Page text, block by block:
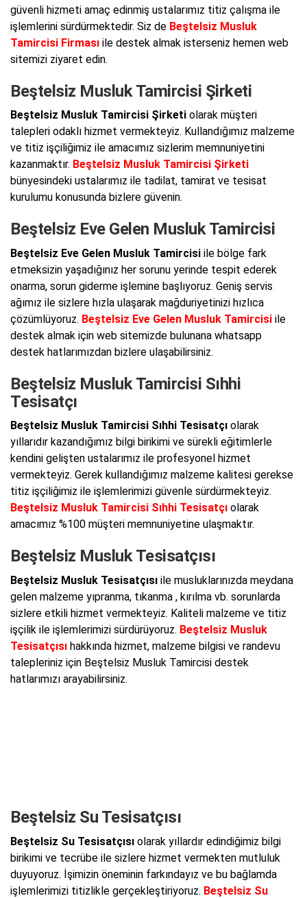
güvenli hizmeti amaç edinmiş ustalarımız titiz çalışma ile
işlemlerini sürdürmektedir. Siz de Beştelsiz Musluk
Tamircisi Firması ile destek almak isterseniz hemen web
sitemizi ziyaret edin.
Beştelsiz Musluk Tamircisi Şirketi
Beştelsiz Musluk Tamircisi Şirketi olarak müşteri
talepleri odaklı hizmet vermekteyiz. Kullandığımız malzeme
ve titiz işçiliğimiz ile amacımız sizlerim memnuniyetini
kazanmaktır. Beştelsiz Musluk Tamircisi Şirketi
bünyesindeki ustalarımız ile tadilat, tamirat ve tesisat
kurulumu konusunda bizlere güvenin.
Beştelsiz Eve Gelen Musluk Tamircisi
Beştelsiz Eve Gelen Musluk Tamircisi ile bölge fark
etmeksizin yaşadığınız her sorunu yerinde tespit ederek
onarma, sorun giderme işlemine başlıyoruz. Geniş servis
ağımız ile sizlere hızla ulaşarak mağduriyetinizi hızlıca
çözümlüyoruz. Beştelsiz Eve Gelen Musluk Tamircisi ile
destek almak için web sitemizde bulunana whatsapp
destek hatlarımızdan bizlere ulaşabilirsiniz.
Beştelsiz Musluk Tamircisi Sıhhi
Tesisatçı
Beştelsiz Musluk Tamircisi Sıhhi Tesisatçı olarak
yıllarıdır kazandığımız bilgi birikimi ve sürekli eğitimlerle
kendini gelişten ustalarımız ile profesyonel hizmet
vermekteyiz. Gerek kullandığımız malzeme kalitesi gerekse
titiz işçiliğimiz ile işlemlerimizi güvenle sürdürmekteyiz.
Beştelsiz Musluk Tamircisi Sıhhi Tesisatçı olarak
amacımız %100 müşteri memnuniyetine ulaşmaktır.
Beştelsiz Musluk Tesisatçısı
Beştelsiz Musluk Tesisatçısı ile musluklarınızda meydana
gelen malzeme yıpranma, tıkanma , kırılma vb. sorunlarda
sizlere etkili hizmet vermekteyiz. Kaliteli malzeme ve titiz
işçilik ile işlemlerimizi sürdürüyoruz. Beştelsiz Musluk
Tesisatçısı hakkında hizmet, malzeme bilgisi ve randevu
talepleriniz için Beştelsiz Musluk Tamircisi destek
hatlarımızı arayabilirsiniz.
Beştelsiz Su Tesisatçısı
Beştelsiz Su Tesisatçısı olarak yıllardır edindiğimiz bilgi
birikimi ve tecrübe ile sizlere hizmet vermekten mutluluk
duyuyoruz. İşimizin öneminin farkındayız ve bu bağlamda
işlemlerimizi titizlikle gerçekleştiriyoruz. Beştelsiz Su